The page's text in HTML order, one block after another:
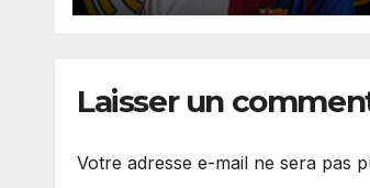
grand bruit sur le
Laisser un
Votre adresse e-mail ne sera pas